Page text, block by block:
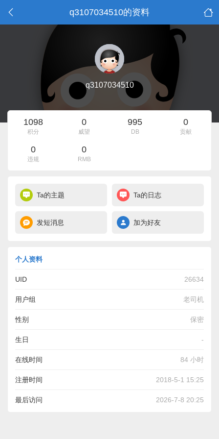
q3107034510的资料
q3107034510
1098
积分
0
威望
995
DB
0
贡献
0
违规
0
RMB
Ta的主题 Ta的日志
发短消息 加为好友
个人资料
UID 26634
用户组 老司机
性别 保密
生日 -
在线时间 84 小时
注册时间 2018-5-1 15:25
最后访问 2026-7-8 20:25